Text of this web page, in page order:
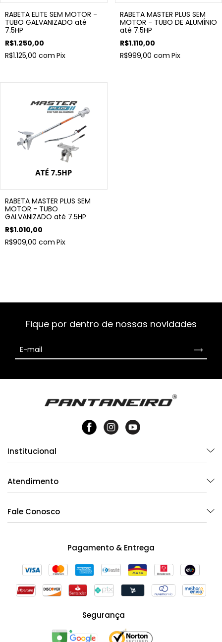
RABETA ELITE SEM MOTOR -
TUBO GALVANIZADO até
7.5HP
R$1.250,00
R$1.125,00 com Pix
RABETA MASTER PLUS SEM
MOTOR - TUBO DE ALUMÍNIO
até 7.5HP
R$1.110,00
R$999,00 com Pix
RABETA MASTER PLUS SEM
MOTOR - TUBO
GALVANIZADO até 7.5HP
R$1.010,00
R$909,00 com Pix
Fique por dentro de nossas novidades
Institucional
Atendimento
Fale Conosco
Pagamento & Entrega
Segurança